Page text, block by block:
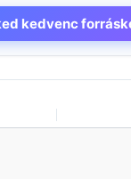
kedvenc